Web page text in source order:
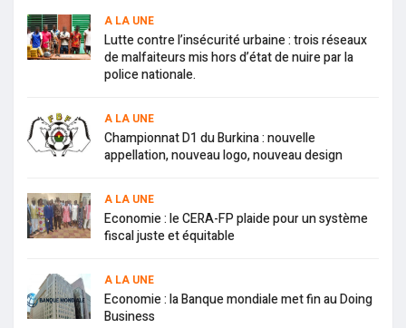
A LA UNE
Lutte contre l’insécurité urbaine : trois réseaux
de malfaiteurs mis hors d’état de nuire par la
police nationale.
A LA UNE
Championnat D1 du Burkina : nouvelle
appellation, nouveau logo, nouveau design
A LA UNE
Economie : le CERA-FP plaide pour un système
fiscal juste et équitable
A LA UNE
Economie : la Banque mondiale met fin au Doing
Business